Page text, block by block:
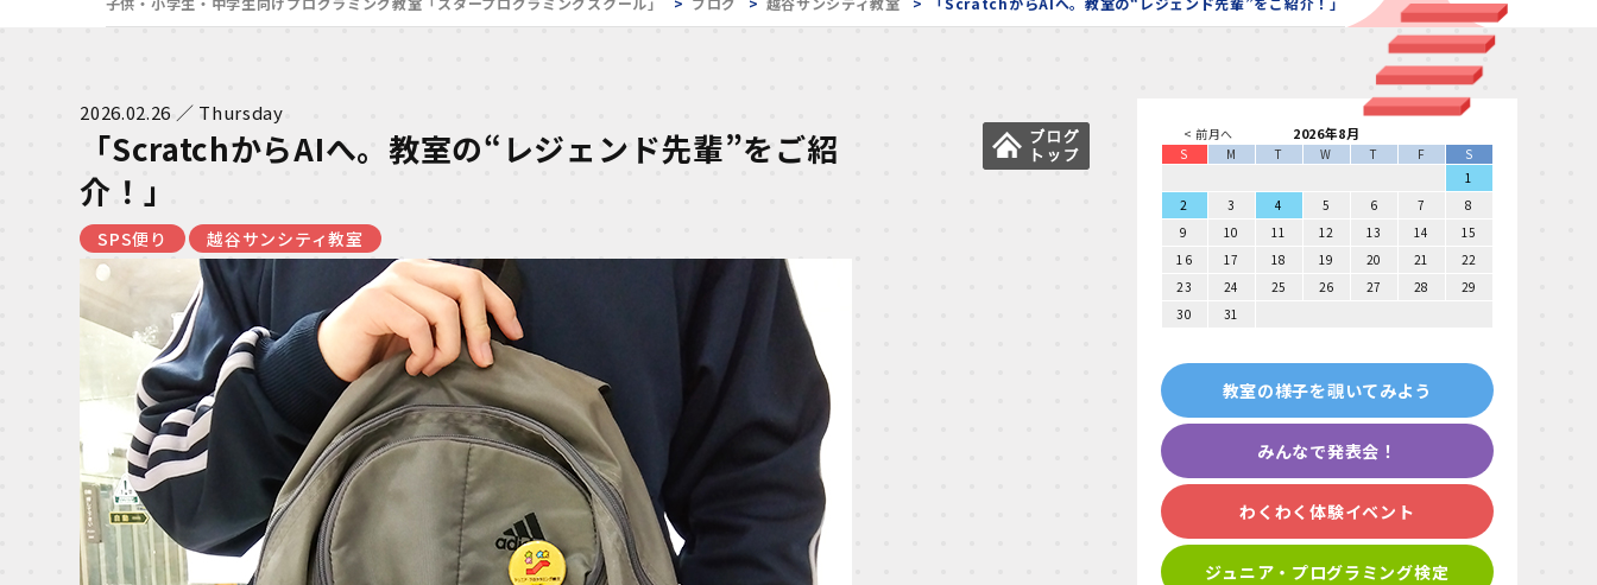
2026.02.26 ／ Thursday
「ScratchからAIへ。教室の“レジェンド先輩”をご紹
介！」
SPS便り 越谷サンシティ教室
< 前月へ 2026年8月
S M T W T F
S
1
2
3 4 5 6 7
8
9
10 11 12 13 14
15
16
17 18 19 20 21
22
23
24 25 26 27 28
29
30
31
教室の様子を覗いてみよう
みんなで発表会！
わくわく体験イベント
ジュニア・プログラミング検定